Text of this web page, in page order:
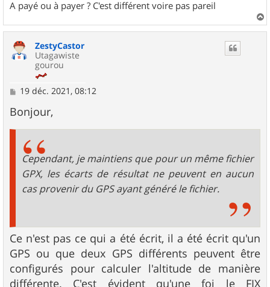
A payé ou à payer ? C'est différent voire pas pareil
a
ZestyCastor
Utagawiste
gourou
M
s
s
a
19 déc. 2021, 08:12
Bonjour,
Cependant, je maintiens que pour un même fichier
GPX, les écarts de résultat ne peuvent en aucun
cas provenir du GPS ayant généré le fichier.
Ce n'est pas ce qui a été écrit, il a été écrit qu'un
GPS ou que deux GPS différents peuvent être
configurés pour calculer l'altitude de manière
différente. C'est évident qu'une foi le FIX